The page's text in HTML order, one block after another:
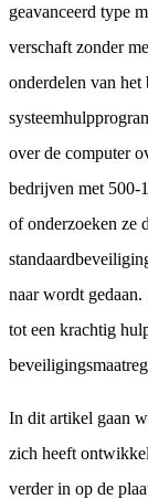
geavanceerd type
verschaft zonder
onderdelen van het
over de computer
bedrijven met 500-
of onderzoeken ze
naar wordt
tot een krachtig
In dit artikel gaan
zich heeft
verder in op de